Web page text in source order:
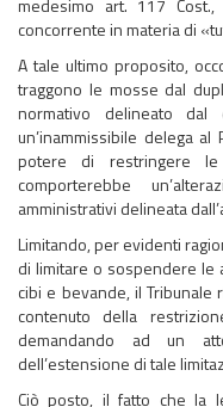
medesimo art. 117
concorrente in materia di
A tale ultimo proposito,
traggono le mosse dal
normativo delineato
un’inammissibile delega
potere di restringere
comporterebbe
amministrativi delineata
Limitando, per evidenti
di limitare o sospendere le
cibi e bevande, il
contenuto della
demandando ad un
dell’estensione di tale
Ciò posto, il fatto che la